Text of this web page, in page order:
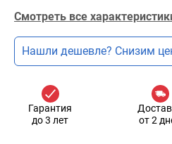
Смотреть все
Нашли дешевле? Снизим
Гарантия
до 3 лет
от 2